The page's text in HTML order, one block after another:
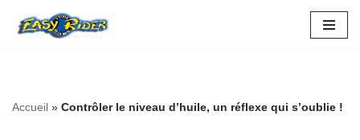
Accueil » Contrôler le niveau d’huile, un réflexe qui s’oublie !